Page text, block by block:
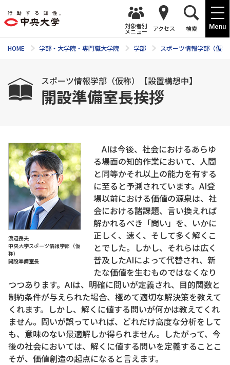
Menu
対象者別
メニュー アクセス 検索
HOME 学部・大学院・専門職大学院 学部 スポーツ情報学部（仮
スポーツ情報学部（仮称）【設置構想中】
開設準備室長挨拶
渡辺岳夫
中央大学スポーツ情報学部（仮
称）
開設準備室長
AIは今後、社会におけるあらゆ
る場面の知的作業において、人間
と同等かそれ以上の能力を有する
に至ると予測されています。AI登
場以前における価値の源泉は、社
会における諸課題、言い換えれば
解かれるべき「問い」を、いかに
正しく、速く、そして多く解くこ
とでした。しかし、それらは広く
普及したAIによって代替され、新
たな価値を生むものではなくなり
つつあります。AIは、明確に問いが定義され、目的関数と
制約条件が与えられた場合、極めて適切な解決策を教えて
くれます。しかし、解くに値する問いが何かは教えてくれ
ません。問いが誤っていれば、どれだけ高度な分析をして
も、意味のない最適解しか得られません。したがって、今
後の社会においては、解くに値する問いを定義することこ
そが、価値創造の起点になると言えます。